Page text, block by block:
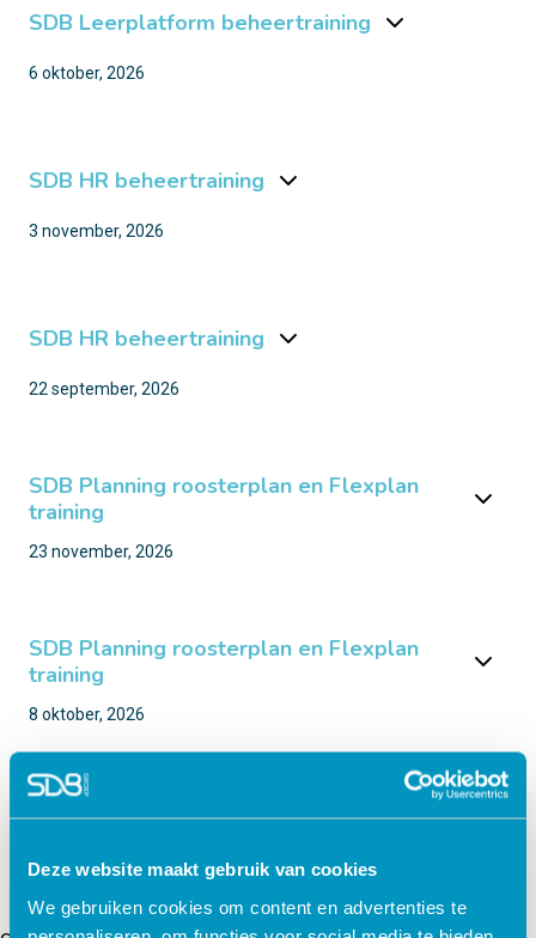
Deze website maakt gebruik van cookies
We gebruiken cookies om content en advertenties te
SDB Leerplatform beheertraining
6 oktober, 2026
SDB HR beheertraining
3 november, 2026
SDB HR beheertraining
22 september, 2026
SDB Planning roosterplan en Flexplan
training
23 november, 2026
SDB Planning roosterplan en Flexplan
training
8 oktober, 2026
Advisory Board Ziekenhuis Content
22 september, 2026